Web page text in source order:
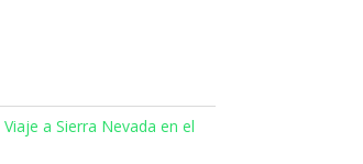
Viaje a Sierra Nevada en el